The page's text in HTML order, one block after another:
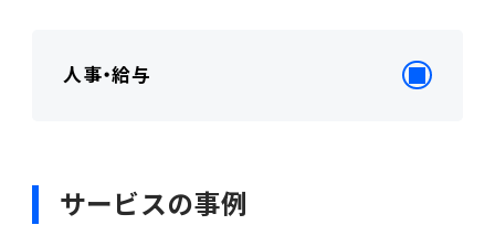
人事・給与
サービスの事例